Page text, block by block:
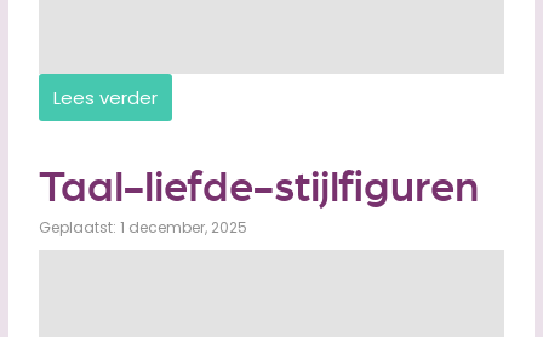
Lees verder
Taal-liefde-stijlfiguren
Geplaatst: 1 december, 2025